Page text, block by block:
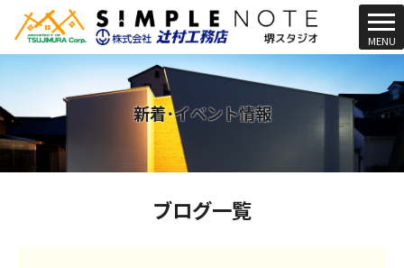
t
o
g
g
l
a
MENU
新着･イベント情報
ブログ一覧